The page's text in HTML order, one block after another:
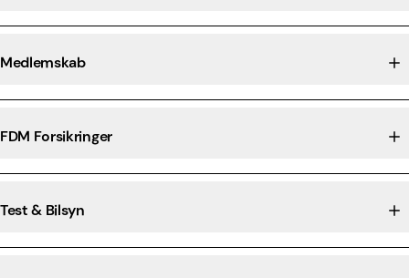
Medlemskab
FDM Forsikringer
Test & Bilsyn